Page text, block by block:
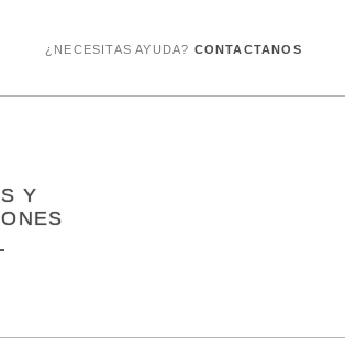
¿NECESITAS AYUDA? CONTACTANOS
Y